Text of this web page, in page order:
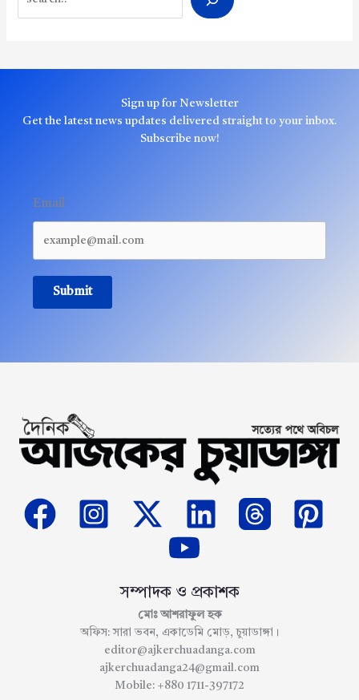
Sign up for Newsletter
Get the latest news updates delivered straight to your inbox.
Subscribe now!
Email
Submit
সম্পাদক ও প্রকাশক
মোঃ আশরাফুল হক
অফিস: সারা ভবন, একাডেমি মোড়, চুয়াডাঙ্গা।
editor@ajkerchuadanga.com
ajkerchuadanga24@gmail.com
Mobile: +880 1711-397172